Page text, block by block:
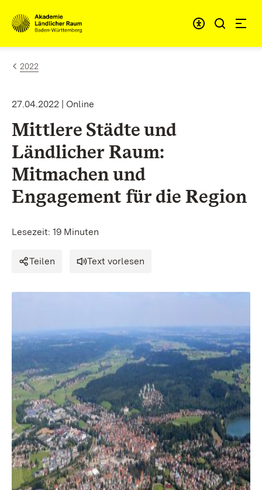
Zum Inhalt springen
Link zur Startseite
2022
27.04.2022 | Online
Mittlere Städte und
Ländlicher Raum:
Mitmachen und
Engagement für die Region
Lesezeit: 19 Minuten
Teilen Text vorlesen